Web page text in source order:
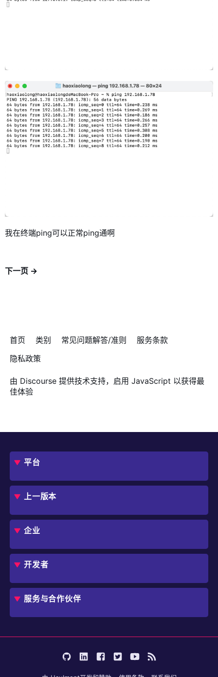
我在终端ping可以正常ping通啊
下一页 →
首页 类别 常见问题解答/准则
服务条款
隐私政策
由 Discourse 提供技术支持，启用 JavaScript 以获得最
佳体验
平台
概述
框架
Studio
扩展组件市场
DevOps 云
业务流程自动化
价格
评估指南
Jmix 适合我的项目吗？
上一版本
CUBA 平台
企业
角色
IT 负责人
独立软件开发商
企业架构师
用户案例
用例
应用程序现代化
避免 SaaS/低代码 供应商费用和限制
内部工作流自动化
开发者
概述
选择 Jmix
开始使用
学习
服务与合作伙伴
培训